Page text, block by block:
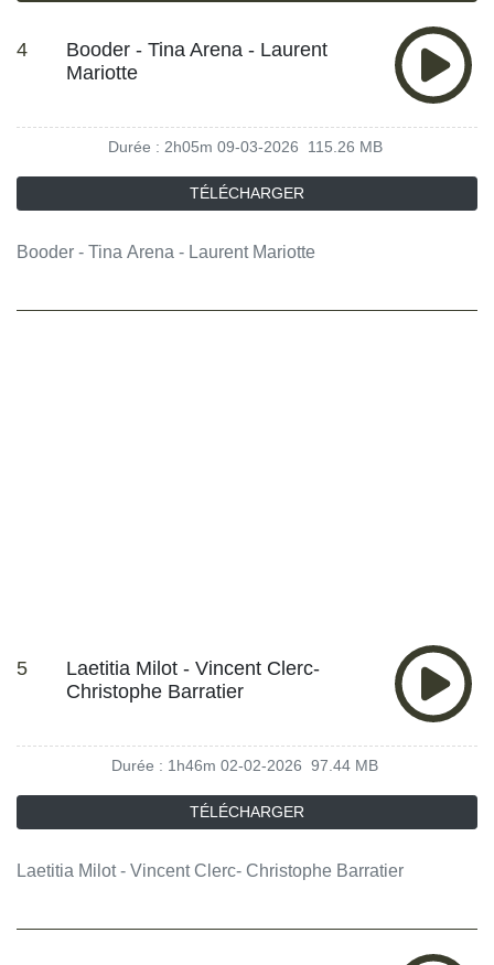
4
Booder - Tina Arena - Laurent
Mariotte
Durée : 2h05m 09-03-2026 115.26 MB
TÉLÉCHARGER
Booder - Tina Arena - Laurent Mariotte
5
Laetitia Milot - Vincent Clerc-
Christophe Barratier
Durée : 1h46m 02-02-2026 97.44 MB
TÉLÉCHARGER
Laetitia Milot - Vincent Clerc- Christophe Barratier